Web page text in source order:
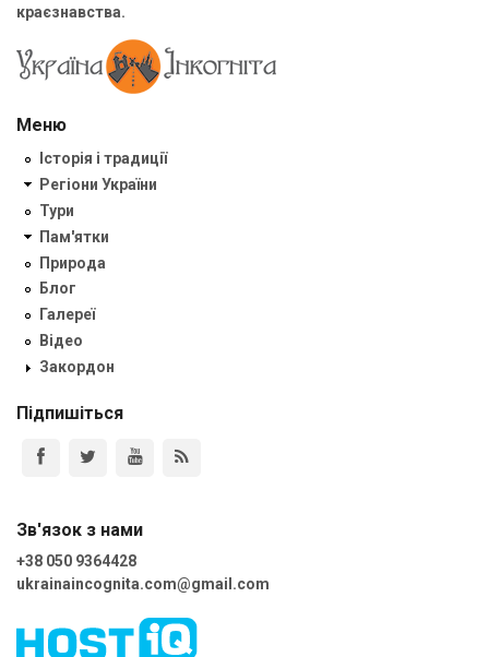
краєзнавства.
Меню
Історія і традиції
Регіони України
Тури
Пам'ятки
Природа
Блог
Галереї
Відео
Закордон
Підпишіться
Зв'язок з нами
+38 050 9364428
ukrainaincognita.com@gmail.com